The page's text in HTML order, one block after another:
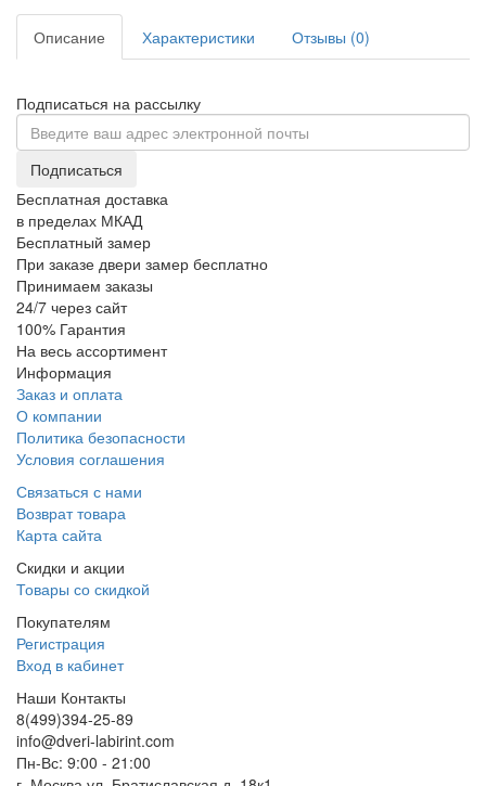
Описание Характеристики Отзывы (0)
Подписаться на рассылку
Подписаться
Бесплатная доставка
в пределах МКАД
Бесплатный замер
При заказе двери замер бесплатно
Принимаем заказы
24/7 через сайт
100% Гарантия
На весь ассортимент
Информация
Заказ и оплата
О компании
Политика безопасности
Условия соглашения
Связаться с нами
Возврат товара
Карта сайта
Скидки и акции
Товары со скидкой
Покупателям
Регистрация
Вход в кабинет
Наши Контакты
8(499)394-25-89
info@dveri-labirint.com
Пн-Вс: 9:00 - 21:00